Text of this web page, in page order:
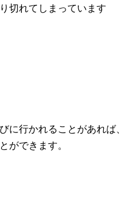
切れてしまっています
に行かれることがあれば、
ができます。